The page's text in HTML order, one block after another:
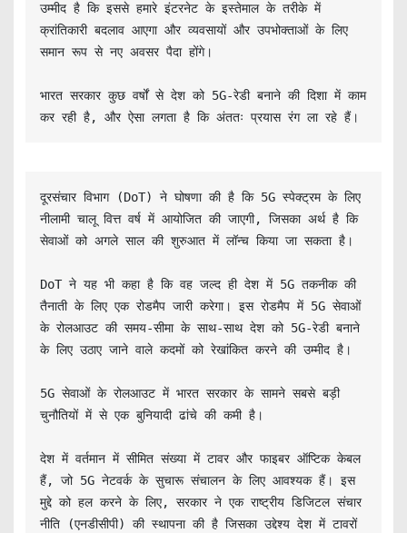
उम्मीद है कि इससे हमारे इंटरनेट के इस्तेमाल के तरीके में
क्रांतिकारी बदलाव आएगा और व्यवसायों और उपभोक्ताओं के लिए
समान रूप से नए अवसर पैदा होंगे।
भारत सरकार कुछ वर्षों से देश को 5G-रेडी बनाने की दिशा में काम
कर रही है, और ऐसा लगता है कि अंततः प्रयास रंग ला रहे हैं।
दूरसंचार विभाग (DoT) ने घोषणा की है कि 5G स्पेक्ट्रम के लिए
नीलामी चालू वित्त वर्ष में आयोजित की जाएगी, जिसका अर्थ है कि
सेवाओं को अगले साल की शुरुआत में लॉन्च किया जा सकता है।
DoT ने यह भी कहा है कि वह जल्द ही देश में 5G तकनीक की
तैनाती के लिए एक रोडमैप जारी करेगा। इस रोडमैप में 5G सेवाओं
के रोलआउट की समय-सीमा के साथ-साथ देश को 5G-रेडी बनाने
के लिए उठाए जाने वाले कदमों को रेखांकित करने की उम्मीद है।
5G सेवाओं के रोलआउट में भारत सरकार के सामने सबसे बड़ी
चुनौतियों में से एक बुनियादी ढांचे की कमी है।
देश में वर्तमान में सीमित संख्या में टावर और फाइबर ऑप्टिक केबल
हैं, जो 5G नेटवर्क के सुचारू संचालन के लिए आवश्यक हैं। इस
मुद्दे को हल करने के लिए, सरकार ने एक राष्ट्रीय डिजिटल संचार
नीति (एनडीसीपी) की स्थापना की है जिसका उद्देश्य देश में टावरों